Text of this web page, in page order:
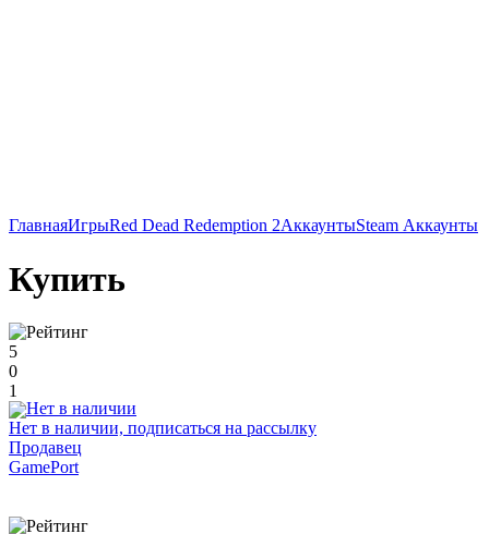
ГлавнаяИгрыRed Dead Redemption 2АккаунтыSteam Аккаунты
Купить
5
0
1
Нет в наличии, подписаться на рассылку
Продавец
GamePort